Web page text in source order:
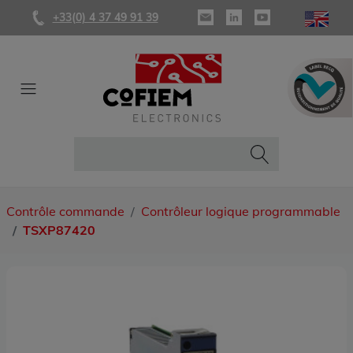
+33(0) 4 37 49 91 39
Contrôle commande
Contrôleur logique programmable
TSXP87420